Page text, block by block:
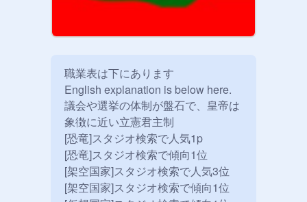
職業表は下にあります
English explanation is below here.
議会や選挙の体制が盤石で、皇帝は
象徴に近い立憲君主制
[恐竜]スタジオ検索で人気1p
[恐竜]スタジオ検索で傾向1位
[架空国家]スタジオ検索で人気3位
[架空国家]スタジオ検索で傾向1位